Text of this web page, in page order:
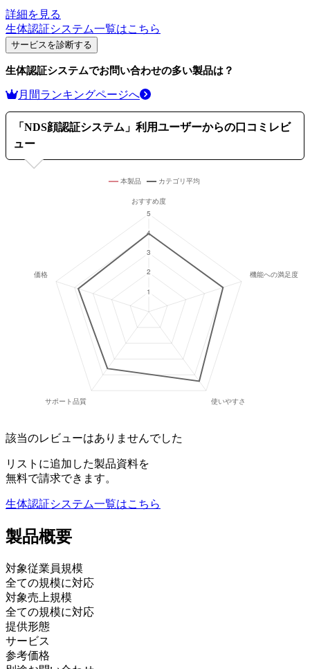
詳細を見る
生体認証システム一覧はこちら
サービスを診断する
生体認証システムでお問い合わせの多い製品は？
月間ランキングページへ
「 NDS顔認証システム 」利用ユーザーからの口コミレビ
ュー
該当のレビューはありませんでした
リストに追加した製品資料を
無料で請求できます。
生体認証システム一覧はこちら
製品概要
対象従業員規模
全ての規模に対応
対象売上規模
全ての規模に対応
提供形態
サービス
参考価格